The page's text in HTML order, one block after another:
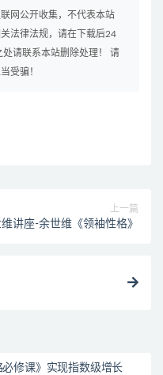
网公开收集，不代表本站
法律法规，请在下载后24
请联系本站删除处理！ 请
受骗！
上一篇
讲座-余世维《领袖性格》
修课》实现指数级增长